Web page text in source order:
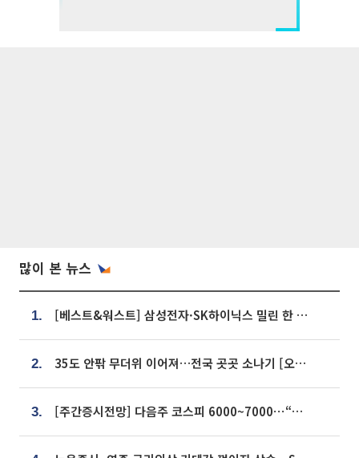
많이 본 뉴스
1. [베스트&워스트] 삼성전자·SK하이닉스 밀린 한 주…상상인증권은 85% 급등
2. 35도 안팎 무더위 이어져…전국 곳곳 소나기 [오늘 날씨]
3. [주간증시전망] 다음주 코스피 6000~7000⋯“外人 수급은 정책이 변수”